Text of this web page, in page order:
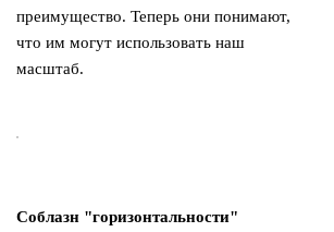
преимущество. Теперь они понимают,
что им могут использовать наш
масштаб.
Соблазн "горизонтальности"